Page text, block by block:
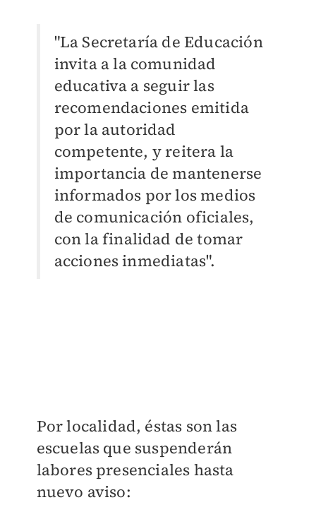
"La Secretaría de Educación
invita a la comunidad
educativa a seguir las
recomendaciones emitida
por la autoridad
competente, y reitera la
importancia de mantenerse
informados por los medios
de comunicación oficiales,
con la finalidad de tomar
acciones inmediatas".
Por localidad, éstas son las
escuelas que suspenderán
labores presenciales hasta
nuevo aviso: